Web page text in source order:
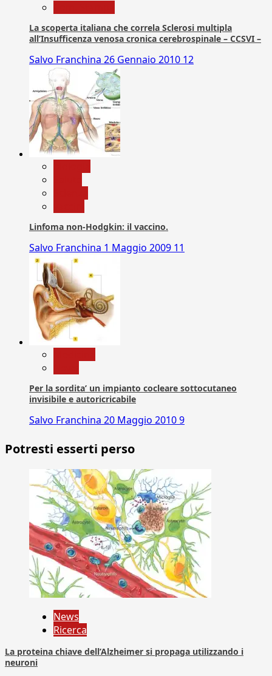
La scoperta italiana che correla Sclerosi multipla
all’Insufficenza venosa cronica cerebrospinale – CCSVI –
Salvo Franchina 26 Gennaio 2010 12
Linfoma non-Hodgkin: il vaccino.
Salvo Franchina 1 Maggio 2009 11
Per la sordita’ un impianto cocleare sottocutaneo
invisibile e autoricricabile
Salvo Franchina 20 Maggio 20109
Potresti esserti perso
News
Ricerca
La proteina chiave dell’Alzheimer si propaga utilizzando i
neuroni